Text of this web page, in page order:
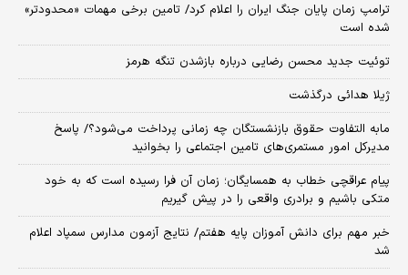
ترامپ زمان پایان جنگ ایران را اعلام کرد/ تامین برخی مهمات «محدودتر»
شده است
توئیت جدید محسن رضایی درباره بازشدن تنگه هرمز
ژیلا هدائی درگذشت
مابه التفاوت حقوق بازنشستگان چه زمانی پرداخت می‌شود؟/ پاسخ
مدیرکل امور مستمری‌های تامین اجتماعی را بخوانید
پیام عراقچی خطاب به همسایگان؛ زمان آن فرا رسیده است که به خود
متکی باشیم و برادری واقعی را در پیش گیریم
خبر مهم برای دانش آموزان پایه هفتم/ نتایج آزمون مدارس سمپاد اعلام
شد